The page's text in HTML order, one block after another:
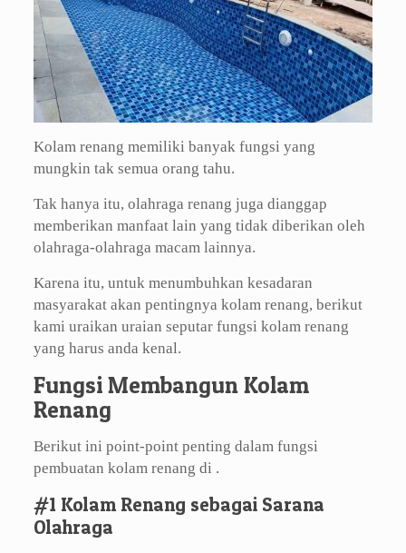
Kolam renang memiliki banyak fungsi yang
mungkin tak semua orang tahu.
Tak hanya itu, olahraga renang juga dianggap
memberikan manfaat lain yang tidak diberikan oleh
olahraga-olahraga macam lainnya.
Karena itu, untuk menumbuhkan kesadaran
masyarakat akan pentingnya kolam renang, berikut
kami uraikan uraian seputar fungsi kolam renang
yang harus anda kenal.
Fungsi Membangun Kolam
Renang
Berikut ini point-point penting dalam fungsi
pembuatan kolam renang di .
#1 Kolam Renang sebagai Sarana
Olahraga